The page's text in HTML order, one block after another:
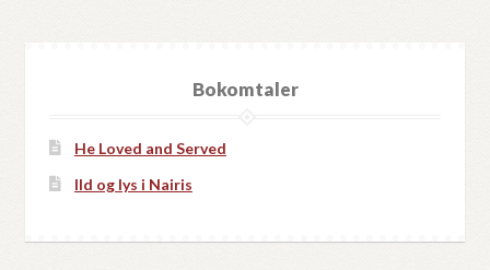
Bokomtaler
He Loved and Served
Ild og lys i Nairis